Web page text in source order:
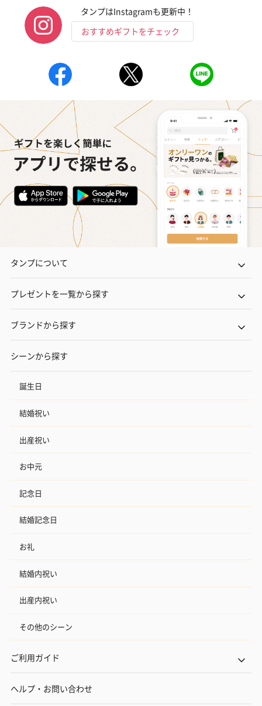
タンプはInstagramも更新中！
おすすめギフトをチェック
タンプについて
プレゼントを一覧から探す
ブランドから探す
シーンから探す
誕生日
結婚祝い
出産祝い
お中元
記念日
結婚記念日
お礼
結婚内祝い
出産内祝い
その他のシーン
ご利用ガイド
ヘルプ・お問い合わせ